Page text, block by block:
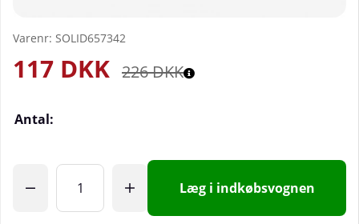
Varenr: SOLID657342
226DKK
117 DKK
Antal:
Læg i indkøbsvognen